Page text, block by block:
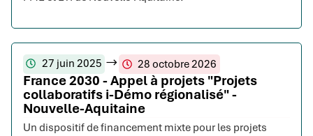
27 juin 2025 28 octobre 2026
France 2030 - Appel à projets "Projets
collaboratifs i-Démo régionalisé" -
Nouvelle-Aquitaine
Un dispositif de financement mixte pour les projets